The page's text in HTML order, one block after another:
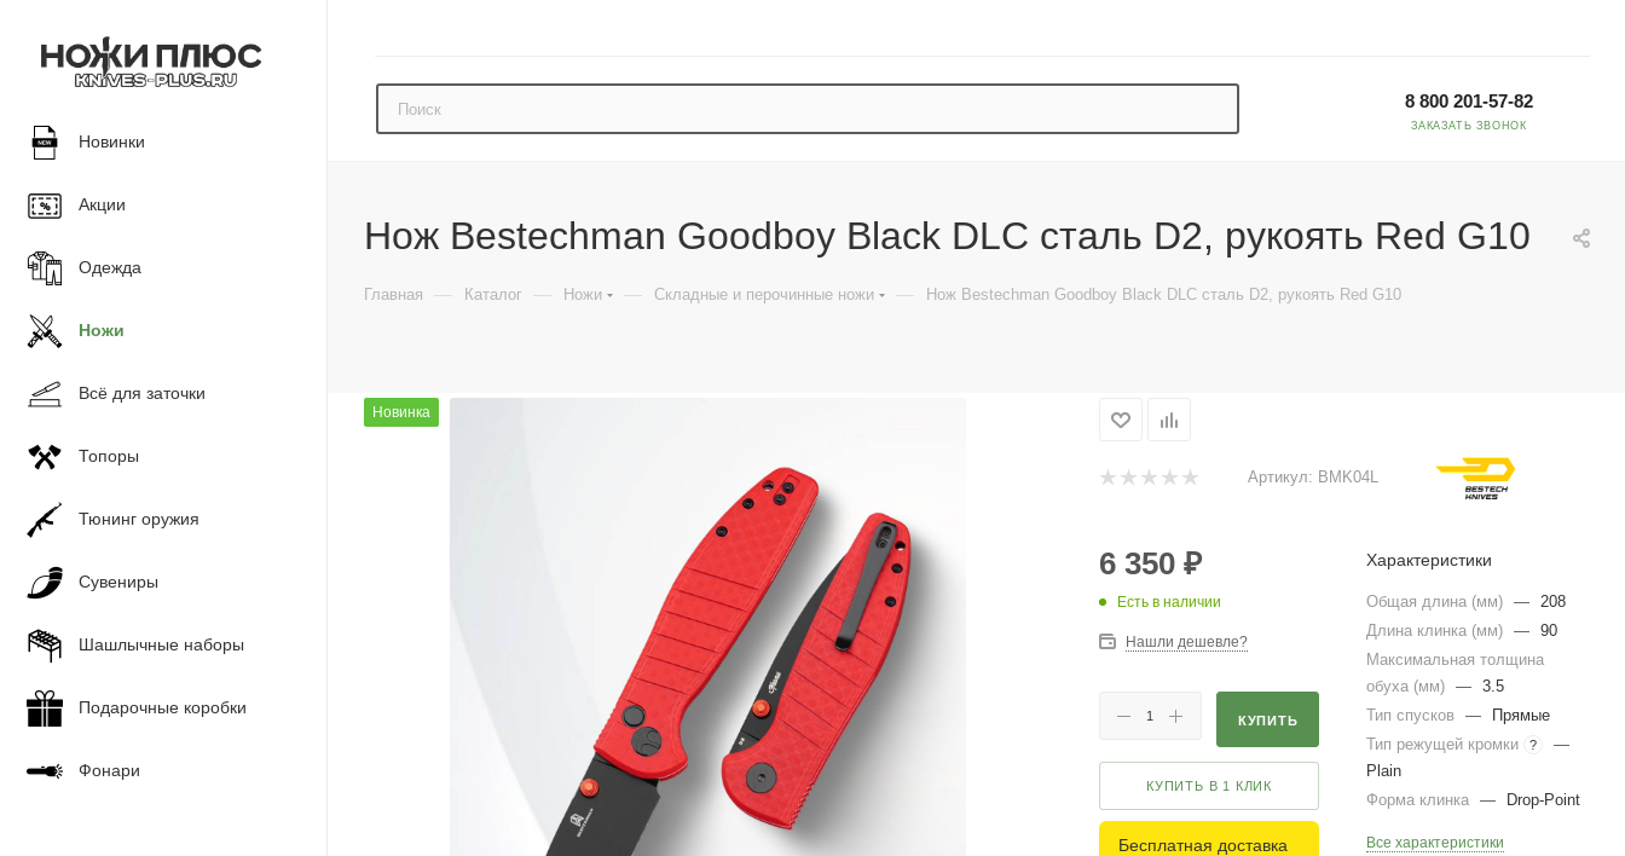
8 800 201-57-82
ЗАКАЗАТЬ ЗВОНОК
Новинки
Акции
Одежда
Ножи
Всё для заточки
Топоры
Тюнинг оружия
Сувениры
Шашлычные наборы
Подарочные коробки
Фонари
Нож Bestechman Goodboy Black DLC сталь D2, рукоять Red G10
Главная — Каталог — Ножи — Складные и перочинные ножи — Нож Bestechman Goodboy Black DLC сталь D2, рукоять Red G10
Новинка
Артикул: BMK04L
6 350₽
Есть в наличии
Нашли дешевле?
КУПИТЬ
КУПИТЬ В 1 КЛИК
Бесплатная доставка
Характеристики
Общая длина (мм) —
208
Длина клинка (мм)
—
90
Максимальная толщина
обуха (мм)
—
3.5
Тип спусков
—
Прямые
Тип режущей кромки
?
—
Plain
Форма клинка
— Drop-Point
Все характеристики